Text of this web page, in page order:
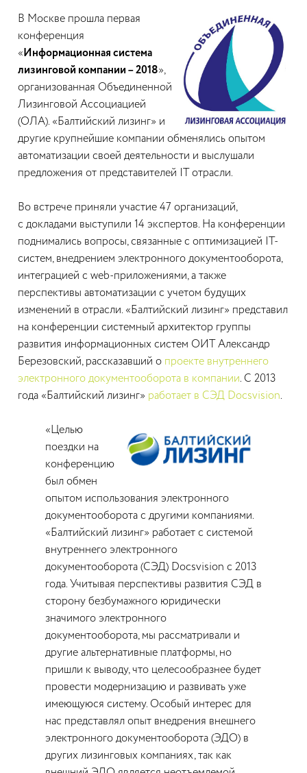
В Москве прошла первая
конференция
« Информационная система
лизинговой компании – 2018»,
организованная Объединенной
Лизинговой Ассоциацией
(ОЛА). «Балтийский лизинг» и
другие крупнейшие компании обменялись опытом
автоматизации своей деятельности и выслушали
предложения от представителей IT отрасли.
Во встрече приняли участие 47 организаций,
с докладами выступили 14 экспертов. На конференции
поднимались вопросы, связанные с оптимизацией IT-
систем, внедрением электронного документооборота,
интеграцией с web-приложениями, а также
перспективы автоматизации с учетом будущих
изменений в отрасли. «Балтийский лизинг» представил
на конференции системный архитектор группы
развития информационных систем ОИТ Александр
Березовский, рассказавший о проекте внутреннего
электронного документооборота в компании. С 2013
года «Балтийский лизинг» работает в СЭД Docsvision.
«Целью
поездки на
конференцию
был обмен
опытом использования электронного
документооборота с другими компаниями.
«Балтийский лизинг» работает с системой
внутреннего электронного
документооборота (СЭД) Docsvision с 2013
года. Учитывая перспективы развития СЭД в
сторону безбумажного юридически
значимого электронного
документооборота, мы рассматривали и
другие альтернативные платформы, но
пришли к выводу, что целесообразнее будет
провести модернизацию и развивать уже
имеющуюся систему. Особый интерес для
нас представлял опыт внедрения внешнего
электронного документооборота (ЭДО) в
других лизинговых компаниях, так как